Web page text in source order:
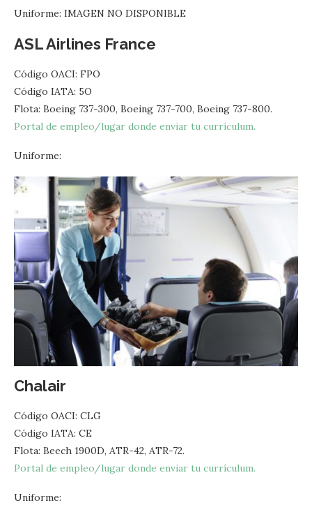
Uniforme: IMAGEN NO DISPONIBLE
ASL Airlines France
Código OACI: FPO
Código IATA: 5O
Flota: Boeing 737-300, Boeing 737-700, Boeing 737-800.
Portal de empleo/lugar donde enviar tu currículum.
Uniforme:
Chalair
Código OACI: CLG
Código IATA: CE
Flota: Beech 1900D, ATR-42, ATR-72.
Portal de empleo/lugar donde enviar tu currículum.
Uniforme: